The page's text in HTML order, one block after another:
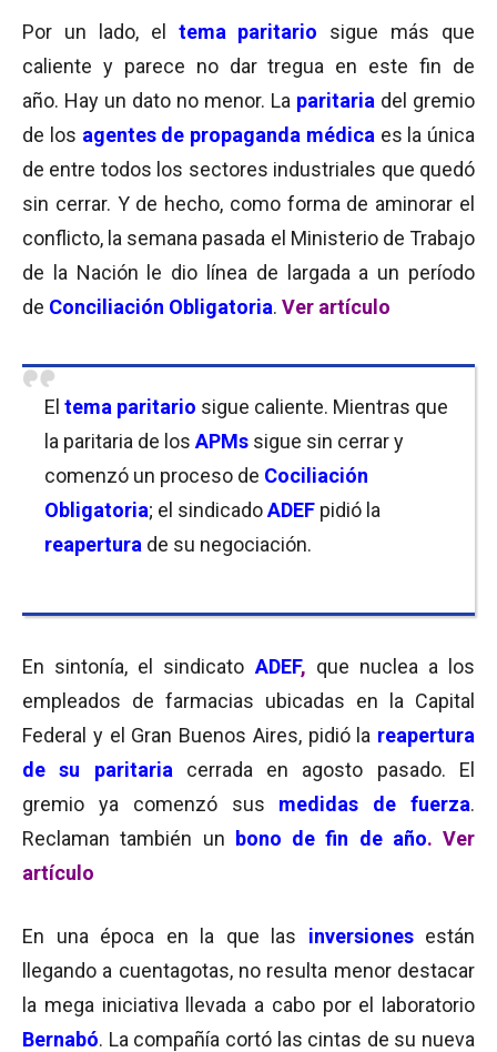
Por un lado, el tema paritario
sigue más que
caliente y parece no dar tregua en este fin de
año. Hay un dato no menor. La paritaria del gremio
de los agentes de propaganda médica es la única
de entre todos los sectores industriales que quedó
sin cerrar. Y de hecho, como forma de aminorar el
conflicto, la semana pasada el Ministerio de Trabajo
de la Nación le dio línea de largada a un período
de Conciliación Obligatoria. Ver artículo
El tema paritario sigue caliente. Mientras que
la paritaria de los APMs sigue sin cerrar y
comenzó un proceso de Cociliación
Obligatoria; el sindicadoADEF pidió la
reapertura de su negociación.
En sintonía, el sindicato ADEF, que nuclea a los
empleados de farmacias ubicadas en la Capital
Federal y el Gran Buenos Aires, pidió la reapertura
de su paritaria cerrada en agosto pasado. El
gremio ya comenzó sus medidas de fuerza.
Reclaman también un
bono de fin de año. Ver
artículo
En una época en la que las inversionesestán
llegando a cuentagotas, no resulta menor destacar
la mega iniciativa llevada a cabo por el laboratorio
Bernabó. La compañía cortó las cintas de su nueva